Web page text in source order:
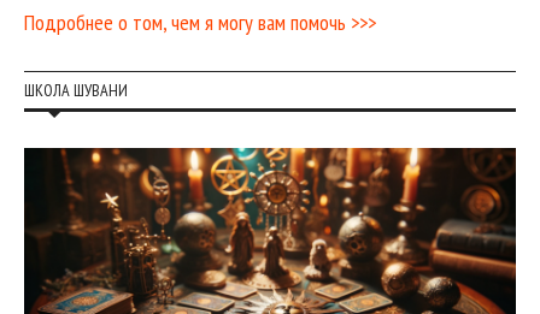
Подробнее о том, чем я могу вам помочь >>>
ШКОЛА ШУВАНИ